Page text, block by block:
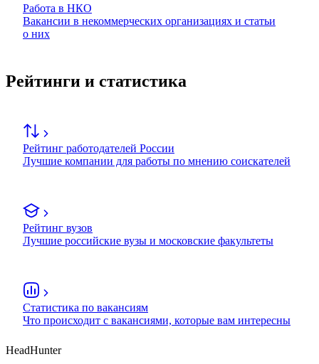
Работа в НКО
Вакансии в некоммерческих организациях и статьи
о них
Рейтинги и статистика
Рейтинг работодателей России
Лучшие компании для работы по мнению соискателей
Рейтинг вузов
Лучшие российские вузы и московские факультеты
Статистика по вакансиям
Что происходит с вакансиями, которые вам интересны
HeadHunter